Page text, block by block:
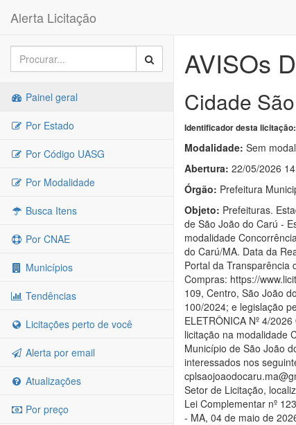
Alerta Licitação
Painel geral
Por Estado
Por Código UASG
Por Modalidade
Busca Itens
Por CNAE
Municípios
Tendências
Licitações perto de você
Alerta por email
Atualizações
Por preço
AVISOs
Cidade
Identificador desta licitação:
Modalidade: Sem
Abertura: 22/05/2026
Órgão: Prefeitura
Objeto: Prefeituras.
de São João do Carú -
modalidade
do Carú/MA. Data da
Portal da Transparência
Compras: https://
109, Centro, São João
100/2024; e legislação
ELETRÔNICA Nº 4/
licitação na modalidade
Município de São João
interessados nos
Setor de Licitação,
Lei Complementar nº
- MA, 04 de maio de